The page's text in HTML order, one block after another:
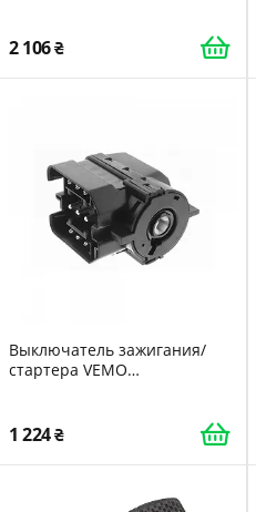
2 106
Выключатель зажигания/
стартера VEMO
1 224